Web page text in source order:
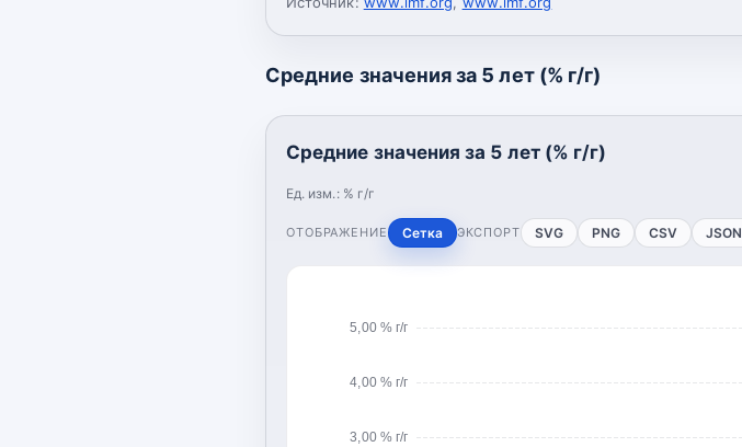
Средние значения за 5 лет (% г/г)
Средние значения за 5 лет (% г/г)
Ед. изм.: % г/г
ОТОБРАЖЕНИЕ Сетка ЭКСПОРТ SVG PNG CSV JSON
3,00 % г/г
4,00 % г/г
5,00 % г/г